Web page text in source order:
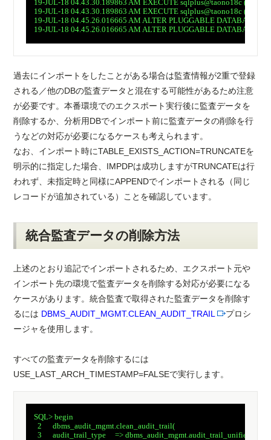
19-JUL-18 04.43.30.189863 AM EXECUTE sqlplus@taono18c (TNS
19-JUL-18 04.43.30.189863 AM EXECUTE sqlplus@taono18c (TNS
19-JUL-18 04.45.26.016665 AM ALTER PLUGGABLE DATABASE
19-JUL-18 04.45.26.016665 AM ALTER PLUGGABLE DATABASE
過去にインポートをしたことがある場合は監査情報が2重で登録
される／他のDBの監査データと混在する可能性があるため注意
が必要です。本番環境でのエクスポート実行後に監査データを
削除するか、分析用DBでインポート前に監査データの削除を行
うなどの対応が必要になるケースも考えられます。
なお、インポート時にTABLE_EXISTS_ACTION=TRUNCATEを
明示的に指定した場合、IMPDPは成功しますがTRUNCATEは行
われず、未指定時と同様にAPPENDでインポートされる（同じ
レコードが追加されている）ことを確認しています。
統合監査データの削除方法
上述のとおり追記でインポートされるため、エクスポート元や
インポート先の環境で監査データを削除する対応が必要になる
ケースがあります。統合監査で取得された監査データを削除す
るには DBMS_AUDIT_MGMT.CLEAN_AUDIT_TRAIL
プロシ
ージャを使用します。
すべての監査データを削除するには
USE_LAST_ARCH_TIMESTAMP=FALSEで実行します。
SQL> begin
2      dbms_audit_mgmt.clean_audit_trail(
3      audit_trail_type     => dbms_audit_mgmt.audit_trail_unified,